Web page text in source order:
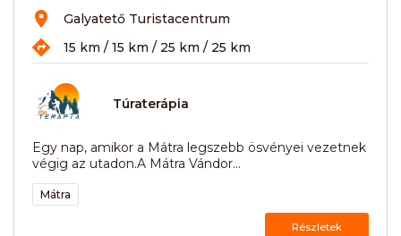
Galyatető Turistacentrum
15 km / 15 km / 25 km / 25 km
Túraterápia
Egy nap, amikor a Mátra legszebb ösvényei vezetnek
végig az utadon.A Mátra Vándor...
Mátra
Részletek